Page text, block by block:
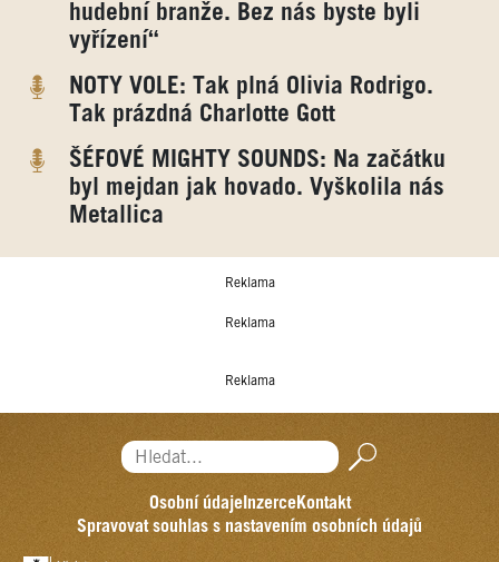
hudební branže. Bez nás byste byli
vyřízení“
NOTY VOLE: Tak plná Olivia Rodrigo.
Tak prázdná Charlotte Gott
ŠÉFOVÉ MIGHTY SOUNDS: Na začátku
byl mejdan jak hovado. Vyškolila nás
Metallica
Reklama
Reklama
Reklama
Hledat...
Osobní údajeInzerceKontakt
Spravovat souhlas s nastavením osobních údajů